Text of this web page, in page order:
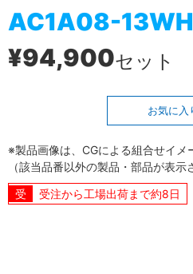
AC1A08-
¥94,900セット
お気に入
※製品画像は、CGによる組合せイメ
（該当品番以外の製品・部品が表示
受注から工場出荷まで約8日